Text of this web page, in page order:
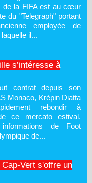
de la FIFA est au cœur
du "Telegraph" portant
employée de
laquelle il...
s’intéresse à
contrat depuis son
Monaco, Krépin Diatta
rebondir à
ce mercato estival.
de Foot
de...
Vert s'offre un